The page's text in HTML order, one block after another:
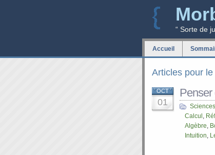
“ Sorte de
Accueil
Articles pour le
OCT
01
Penser
Calcul ,
Algèbre,
Intuition,